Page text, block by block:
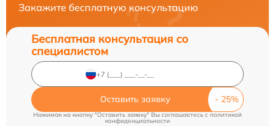
Закажите бесплатную консультацию
Бесплатная консультация со
специалистом
Оставить заявку
Нажимая на кнопку "Оставить заявку" Вы соглашаетесь c политикой
конфиденциальности